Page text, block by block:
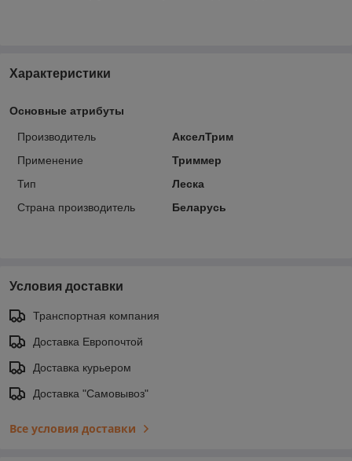
Характеристики
Основные атрибуты
Производитель
АкселТрим
Применение
Триммер
Тип
Леска
Страна производитель
Беларусь
Условия доставки
Транспортная компания
Доставка Европочтой
Доставка курьером
Доставка "Самовывоз"
Все условия доставки